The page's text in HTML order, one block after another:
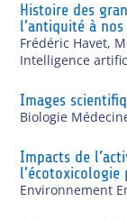
Histoire des
l’antiquité à
Frédéric Havet,
Intelligence
Images
Biologie
Impacts de
Environnement